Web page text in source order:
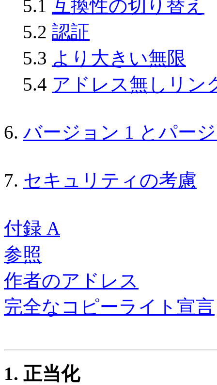
5.1 互換性の切り替え
5.2 認証
5.3 より大きい無限
5.4 アドレス無しリン
6. バージョン 1 とパー
7. セキュリティの考慮
付録 A
参照
作者のアドレス
完全なコピーライト宣言
1. 正当化